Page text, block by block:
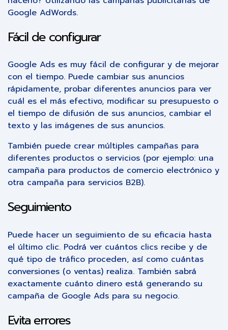
Google AdWords.
Fácil de configurar
Google Ads es muy fácil de configurar y de mejorar
con el tiempo. Puede cambiar sus anuncios
rápidamente, probar diferentes anuncios para ver
cuál es el más efectivo, modificar su presupuesto o
el tiempo de difusión de sus anuncios, cambiar el
texto y las imágenes de sus anuncios.
También puede crear múltiples campañas para
diferentes productos o servicios (por ejemplo: una
campaña para productos de comercio electrónico y
otra campaña para servicios B2B).
Seguimiento
Puede hacer un seguimiento de su eficacia hasta
el último clic. Podrá ver cuántos clics recibe y de
qué tipo de tráfico proceden, así como cuántas
conversiones (o ventas) realiza. También sabrá
exactamente cuánto dinero está generando su
campaña de Google Ads para su negocio.
Evita errores